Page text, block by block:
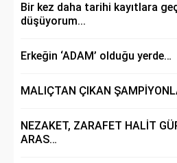
Bir kez daha tarihi kayıtlara
düşüyorum...
Erkeğin ‘ADAM’ olduğu yerde…
MALIÇTAN ÇIKAN
NEZAKET, ZARAFET HALİT
ARAS…